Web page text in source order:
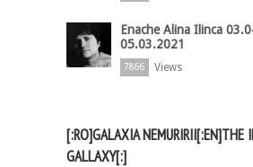
Enache Alina Ilinca
05.03.2021
7866 Views
[:RO]GALAXIA NEMURIRII[:EN]THE
GALLAXY[:]